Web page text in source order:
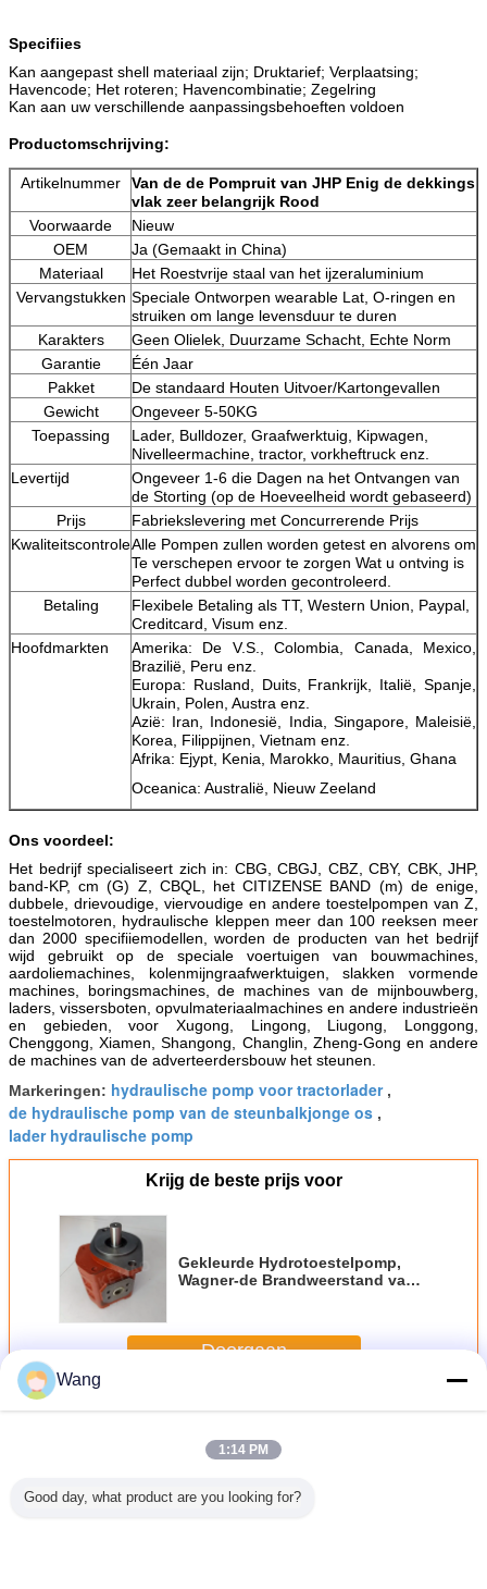
Specifiies
Kan aangepast shell materiaal zijn; Druktarief; Verplaatsing;
Havencode; Het roteren; Havencombinatie; Zegelring
Kan aan uw verschillende aanpassingsbehoeften voldoen
Productomschrijving:
Artikelnummer
Van de de Pompruit van JHP Enig de dekkings
vlak zeer belangrijk Rood
Voorwaarde
Nieuw
OEM
Ja (Gemaakt in China)
Materiaal
Het Roestvrije staal van het ijzeraluminium
Vervangstukken Speciale Ontworpen wearable Lat, O-ringen en
struiken om lange levensduur te duren
Karakters
Geen Olielek, Duurzame Schacht, Echte Norm
Garantie
Één Jaar
Pakket
De standaard Houten Uitvoer/Kartongevallen
Gewicht
Ongeveer 5-50KG
Toepassing
Lader, Bulldozer, Graafwerktuig, Kipwagen,
Nivelleermachine, tractor, vorkheftruck enz.
Levertijd
Ongeveer 1-6 die Dagen na het Ontvangen van
de Storting (op de Hoeveelheid wordt gebaseerd)
Prijs
Fabriekslevering met Concurrerende Prijs
KwaliteitscontroleAlle Pompen zullen worden getest en alvorens om
Te verschepen ervoor te zorgen Wat u ontving is
Perfect dubbel worden gecontroleerd.
Betaling
Flexibele Betaling als TT, Western Union, Paypal,
Creditcard, Visum enz.
Hoofdmarkten
Amerika: De V.S., Colombia, Canada, Mexico,
Brazilië, Peru enz.
Europa: Rusland, Duits, Frankrijk, Italië, Spanje,
Ukrain, Polen, Austra enz.
Azië: Iran, Indonesië, India, Singapore, Maleisië,
Korea, Filippijnen, Vietnam enz.
Afrika: Ejypt, Kenia, Marokko, Mauritius, Ghana
Oceanica: Australië, Nieuw Zeeland
Ons voordeel:
Het bedrijf specialiseert zich in: CBG, CBGJ, CBZ, CBY, CBK, JHP,
band-KP, cm (G) Z, CBQL, het CITIZENSE BAND (m) de enige,
dubbele, drievoudige, viervoudige en andere toestelpompen van Z,
toestelmotoren, hydraulische kleppen meer dan 100 reeksen meer
dan 2000 specifiiemodellen, worden de producten van het bedrijf
wijd gebruikt op de speciale voertuigen van bouwmachines,
aardoliemachines, kolenmijngraafwerktuigen, slakken vormende
machines, boringsmachines, de machines van de mijnbouwberg,
laders, vissersboten, opvulmateriaalmachines en andere industrieën
en gebieden, voor Xugong, Lingong, Liugong, Longgong,
Chenggong, Xiamen, Shangong, Changlin, Zheng-Gong en andere
de machines van de adverteerdersbouw het steunen.
Markeringen: hydraulische pomp voor tractorlader,
de hydraulische pomp van de steunbalkjonge os ,
lader hydraulische pomp
Krijg de beste prijs voor
Gekleurde Hydrotoestelpomp,
Wagner-de Brandweerstand van
Doorgaan
MeerDe pomp van het ladertoestel
Wang
1:14 PM
Good day, what product are you looking for?